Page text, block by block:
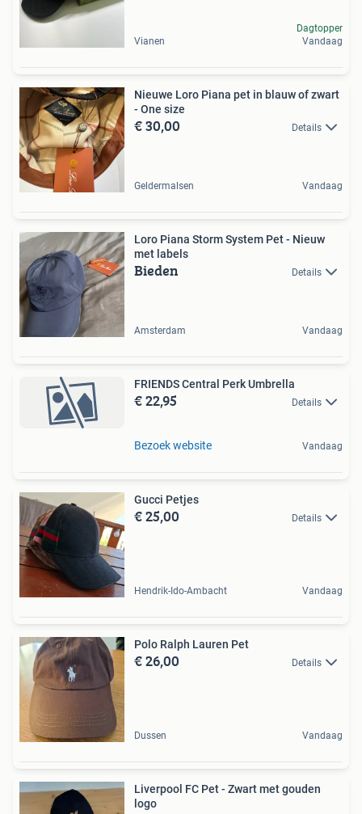
Vianen
Dagtopper
Vandaag
Nieuwe Loro Piana pet in blauw of zwart
- One size
€ 30,00 Details
Geldermalsen Vandaag
Loro Piana Storm System Pet - Nieuw
met labels
Bieden Details
Amsterdam Vandaag
FRIENDS Central Perk Umbrella
€ 22,95 Details
Bezoek website Vandaag
Gucci Petjes
€ 25,00 Details
Hendrik-Ido-Ambacht Vandaag
Polo Ralph Lauren Pet
€ 26,00 Details
Dussen Vandaag
Liverpool FC Pet - Zwart met gouden
logo